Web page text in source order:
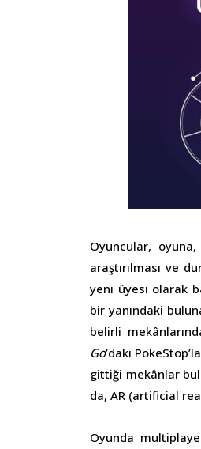
Oyuncular, oyuna,
araştırılması ve
yeni üyesi olarak
bir yanındaki
belirli
Go’daki
gittiği mekânlar
da, AR (artificial
Oyunda